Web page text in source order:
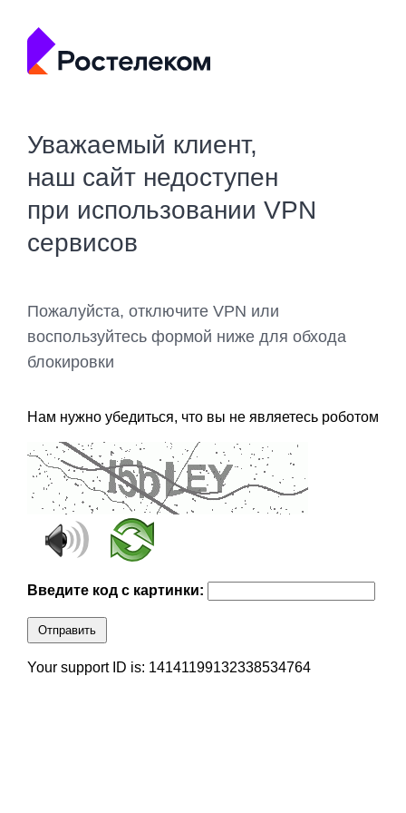
Уважаемый клиент,
наш сайт недоступен
при использовании VPN
сервисов
Пожалуйста, отключите VPN или
воспользуйтесь формой ниже для обхода
блокировки
Нам нужно убедиться, что вы не являетесь роботом
Введите код с картинки:
Отправить
Your support ID is: 14141199132338534764